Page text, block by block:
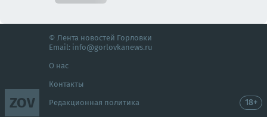
ZOV
© Лента новостей Горловки
Email: info@gorlovkanews.ru
О нас
Контакты
Редакционная политика 18+